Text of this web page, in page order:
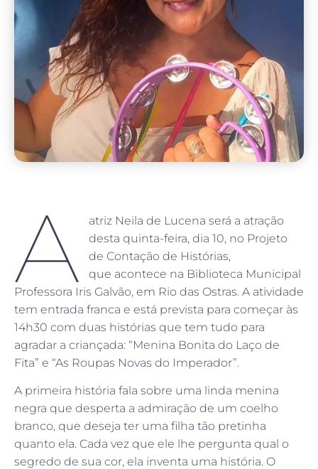
A
atriz Neila de Lucena será a atração
desta quinta-feira, dia 10, no Projeto
de Contação de Histórias,
que acontece na Biblioteca Municipal
Professora Iris Galvão, em Rio das Ostras. A atividade
tem entrada franca e está prevista para começar às
14h30 com duas histórias que tem tudo para
agradar a criançada: “Menina Bonita do Laço de
Fita” e “As Roupas Novas do Imperador”.
A primeira história fala sobre uma linda menina
negra que desperta a admiração de um coelho
branco, que deseja ter uma filha tão pretinha
quanto ela. Cada vez que ele lhe pergunta qual o
segredo de sua cor, ela inventa uma história. O